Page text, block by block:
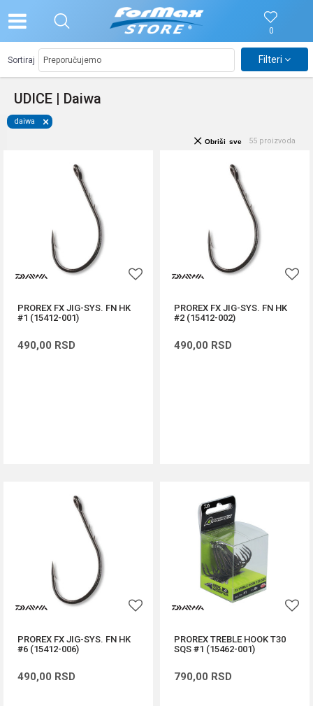
0
UDICE | Daiwa
Sortiraj Filteri
daiwa
55 proizvoda
Obriši sve
PROREX FX JIG-SYS. FN HK
#1 (15412-001)
490,00 RSD
PROREX FX JIG-SYS. FN HK
#2 (15412-002)
490,00 RSD
PROREX FX JIG-SYS. FN HK
#6 (15412-006)
490,00 RSD
PROREX TREBLE HOOK T30
SQS #1 (15462-001)
790,00 RSD